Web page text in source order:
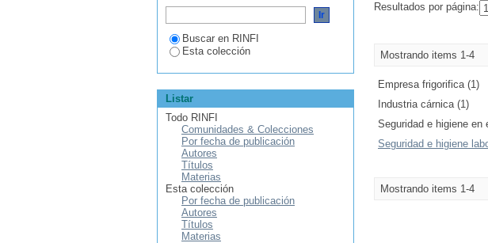
Resultados por página:
Mostrando items 1-4
Empresa frigorifica (1)
Industria cárnica (1)
Seguridad e higiene en
Seguridad e higiene
Mostrando items 1-4
Buscar en RINFI
Esta colección
Listar
Todo RINFI
Comunidades & Colecciones
Por fecha de publicación
Autores
Títulos
Materias
Esta colección
Por fecha de publicación
Autores
Títulos
Materias